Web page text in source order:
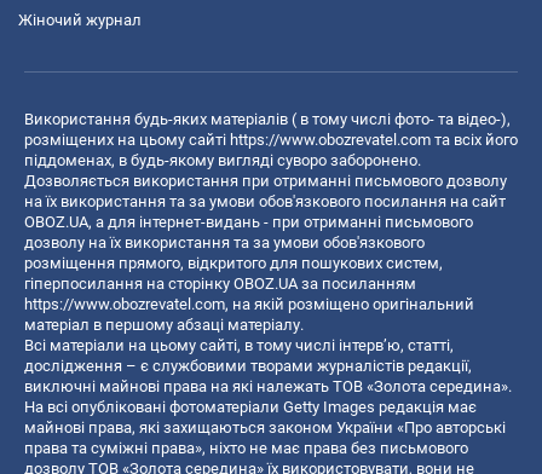
Жіночий журнал
Використання будь-яких матеріалів ( в тому числі фото- та відео-),
розміщених на цьому сайті https://www.obozrevatel.com та всіх його
піддоменах, в будь-якому вигляді суворо заборонено.
Дозволяється використання при отриманні письмового дозволу
на їх використання та за умови обов'язкового посилання на сайт
OBOZ.UA, а для інтернет-видань - при отриманні письмового
дозволу на їх використання та за умови обов'язкового
розміщення прямого, відкритого для пошукових систем,
гіперпосилання на сторінку OBOZ.UA за посиланням
https://www.obozrevatel.com, на якій розміщено оригінальний
матеріал в першому абзаці матеріалу.
Всі матеріали на цьому сайті, в тому числі інтерв’ю, статті,
дослідження – є службовими творами журналістів редакції,
виключні майнові права на які належать ТОВ «Золота середина».
На всі опубліковані фотоматеріали Getty Images редакція має
майнові права, які захищаються законом України «Про авторські
права та суміжні права», ніхто не має права без письмового
дозволу ТОВ «Золота середина» їх використовувати, вони не